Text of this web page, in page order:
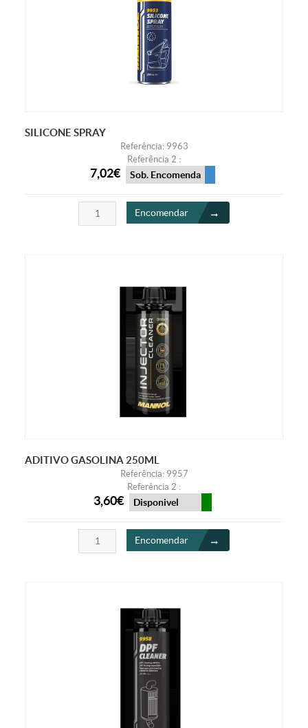
SILICONE SPRAY
Referência: 9963
Referência 2 :
7,02€ Sob. Encomenda
Encomendar
ADITIVO GASOLINA 250ML
Referência: 9957
Referência 2 :
3,60€ Disponivel
Encomendar